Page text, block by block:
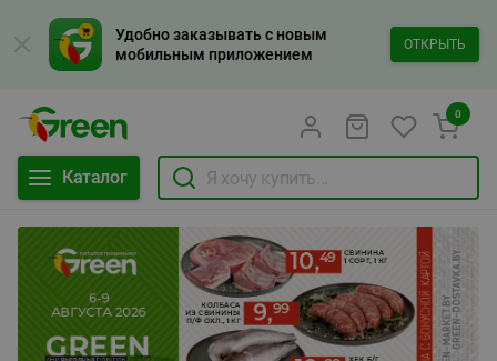
Удобно заказывать с новым
мобильным приложением
ОТКРЫТЬ
Каталог
0